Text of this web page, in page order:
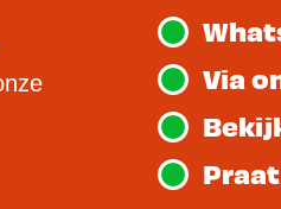
Via